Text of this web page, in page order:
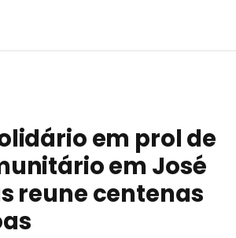
em prol de
em José
reune centenas